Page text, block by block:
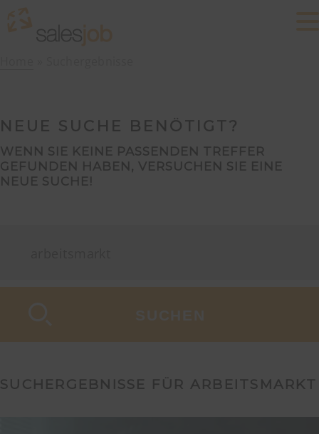
NEUE SUCHE BENÖTIGT?
WENN SIE KEINE PASSENDEN TREFFER
GEFUNDEN HABEN, VERSUCHEN SIE EINE
NEUE SUCHE!
SUCHERGEBNISSE FÜR ARBEITSMARKT